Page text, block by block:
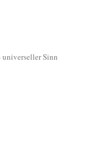
universeller Sinn